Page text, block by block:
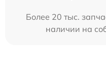
Более 20 тыс.
наличии на